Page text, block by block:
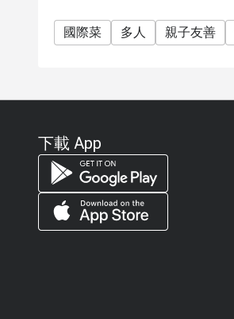
國際菜 多人 親子友善
下載 App